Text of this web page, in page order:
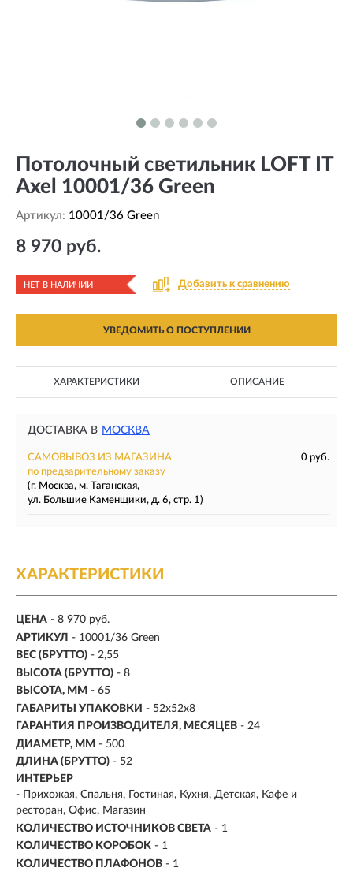
Потолочный светильник LOFT IT
Axel 10001/36 Green
Артикул: 10001/36 Green
8 970 руб.
НЕТ В НАЛИЧИИ Добавить к сравнению
УВЕДОМИТЬ О ПОСТУПЛЕНИИ
ХАРАКТЕРИСТИКИ ОПИСАНИЕ
ДОСТАВКА В МОСКВА
САМОВЫВОЗ ИЗ МАГАЗИНА
0 руб.
по предварительному заказу
(г. Москва, м. Таганская,
ул. Большие Каменщики, д. 6, стр. 1)
ХАРАКТЕРИСТИКИ
ЦЕНА - 8 970 руб.
АРТИКУЛ - 10001/36 Green
ВЕС (БРУТТО) - 2,55
ВЫСОТА (БРУТТО) - 8
ВЫСОТА, ММ - 65
ГАБАРИТЫ УПАКОВКИ - 52x52x8
ГАРАНТИЯ ПРОИЗВОДИТЕЛЯ, МЕСЯЦЕВ - 24
ДИАМЕТР, ММ - 500
ДЛИНА (БРУТТО) - 52
ИНТЕРЬЕР
- Прихожая, Спальня, Гостиная, Кухня, Детская, Кафе и
ресторан, Офис, Магазин
КОЛИЧЕСТВО ИСТОЧНИКОВ СВЕТА - 1
КОЛИЧЕСТВО КОРОБОК - 1
КОЛИЧЕСТВО ПЛАФОНОВ - 1